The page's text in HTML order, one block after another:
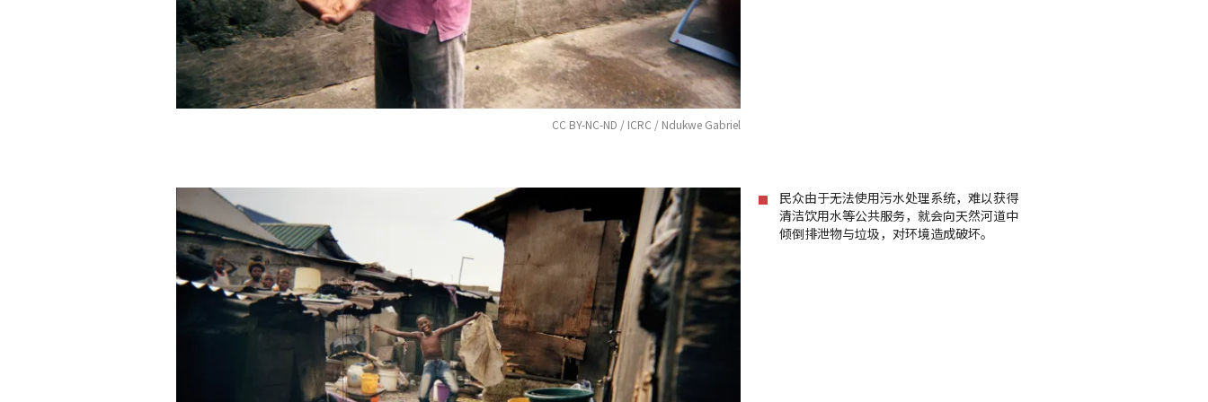
CC BY-NC-ND / ICRC / Ndukwe Gabriel
民众由于无法使用污水处理系统，难以获得
清洁饮用水等公共服务，就会向天然河道中
倾倒排泄物与垃圾，对环境造成破坏。